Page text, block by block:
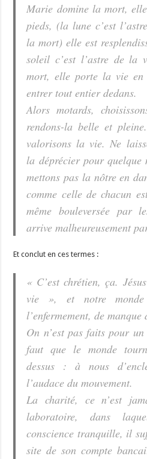
Marie domine la mort,
pieds, (la lune c’est
la mort) elle est
soleil c’est l’astre de la
mort, elle porte la vie
entrer tout entier dedans.
Alors motards,
rendons-la belle et
valorisons la vie. Ne
la déprécier pour
mettons pas la nôtre en
comme celle de chacun
même bouleversée par
arrive malheureusement
Et conclut en ces termes :
« C’est chrétien, ça.
vie », et notre
l’enfermement, de
On n’est pas faits pour
faut que le monde
dessus : à nous
l’audace du mouvement.
La charité, ce n’est
laboratoire, dans
conscience tranquille, il
site de son compte